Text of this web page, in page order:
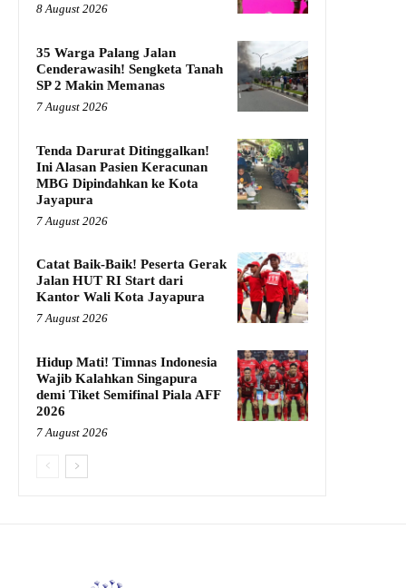
8 August 2026
35 Warga Palang Jalan
Cenderawasih! Sengketa Tanah
SP 2 Makin Memanas
7 August 2026
Tenda Darurat Ditinggalkan!
Ini Alasan Pasien Keracunan
MBG Dipindahkan ke Kota
Jayapura
7 August 2026
Catat Baik-Baik! Peserta Gerak
Jalan HUT RI Start dari
Kantor Wali Kota Jayapura
7 August 2026
Hidup Mati! Timnas Indonesia
Wajib Kalahkan Singapura
demi Tiket Semifinal Piala AFF
2026
7 August 2026